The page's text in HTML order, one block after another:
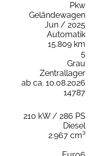
Pkw
Geländewagen
Jun / 2025
Automatik
15.809 km
5
Grau
Zentrallager
ab ca. 10.08.2026
14787
210 kW / 286 PS
Diesel
2.967 cm³